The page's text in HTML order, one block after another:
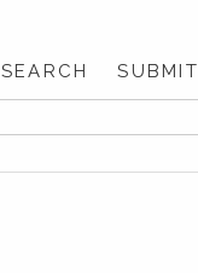
SEARCH SUBMIT